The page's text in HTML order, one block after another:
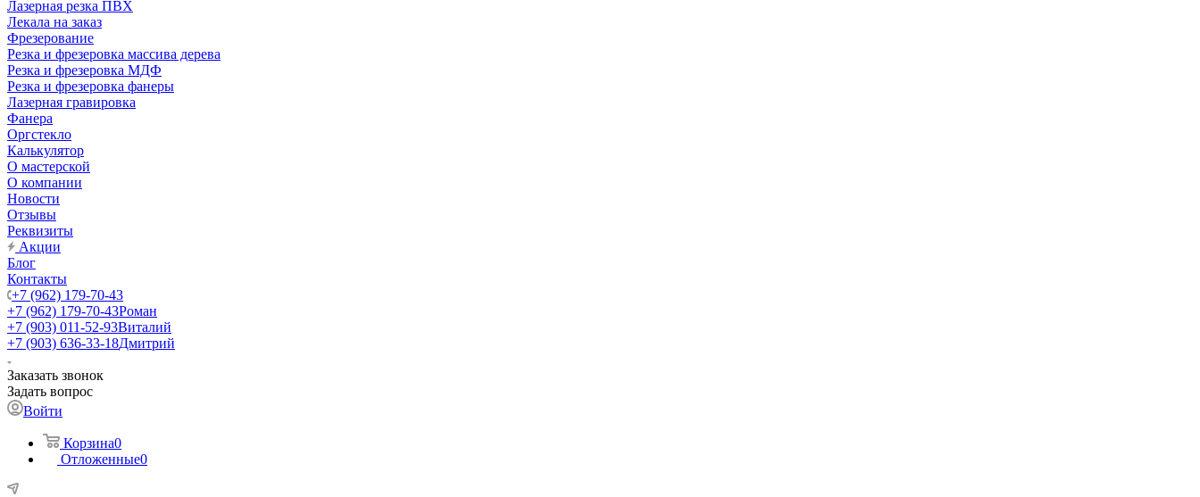
Лазерная резка ПВХ
Лекала на заказ
Фрезерование
Резка и фрезеровка массива дерева
Резка и фрезеровка МДФ
Резка и фрезеровка фанеры
Лазерная гравировка
Фанера
Орг­стек­ло
Калькулятор
О мастерской
О компании
Новости
Отзывы
Реквизиты
Акции
Блог
Контакты
+7 (962) 179-70-43
+7 (962) 179-70-43Роман
+7 (903) 011-52-93Виталий
+7 (903) 636-33-18Дмитрий
Заказать звонок
Задать вопрос
Войти
Корзина0
Отложенные0